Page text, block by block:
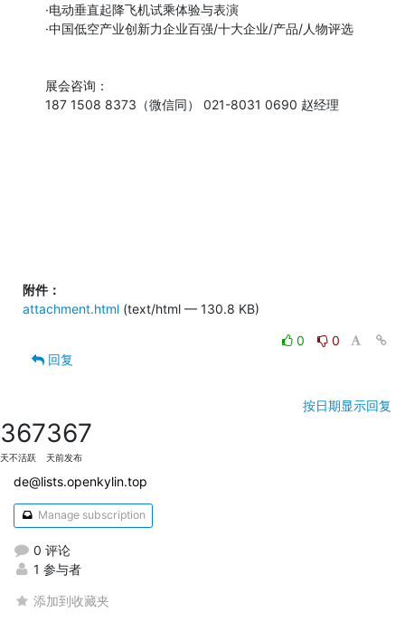
·电动垂直起降飞机试乘体验与表演
·中国低空产业创新力企业百强/十大企业/产品/人物评选
展会咨询：
187 1508 8373（微信同） 021-8031 0690 赵经理
附件：
attachment.html (text/html — 130.8 KB)
0
0
回复
按日期显示回复
367
天不活跃
367
天前发布
de@lists.openkylin.top
Manage subscription
0 评论
1 参与者
添加到收藏夹